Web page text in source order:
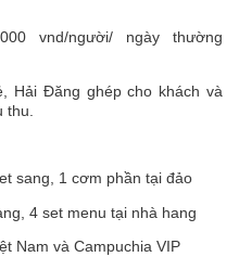
vnd/người/ ngày thường
Hải Đăng ghép cho khách và
thu.
sang, 1 cơm phần tại đảo
4 set menu tại nhà hang
Nam và Campuchia VIP